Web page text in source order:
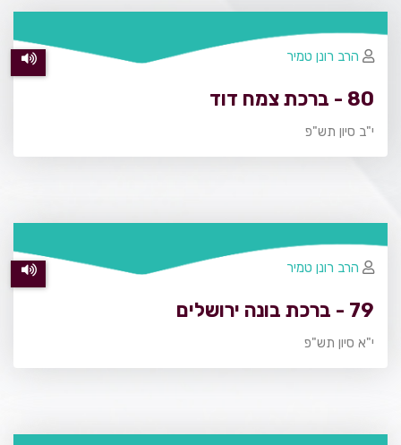
80 - ברכת צמח דוד
י"ב סיון תש"פ
הרב רונן טמיר
79 - ברכת בונה ירושלים
י"א סיון תש"פ
הרב רונן טמיר